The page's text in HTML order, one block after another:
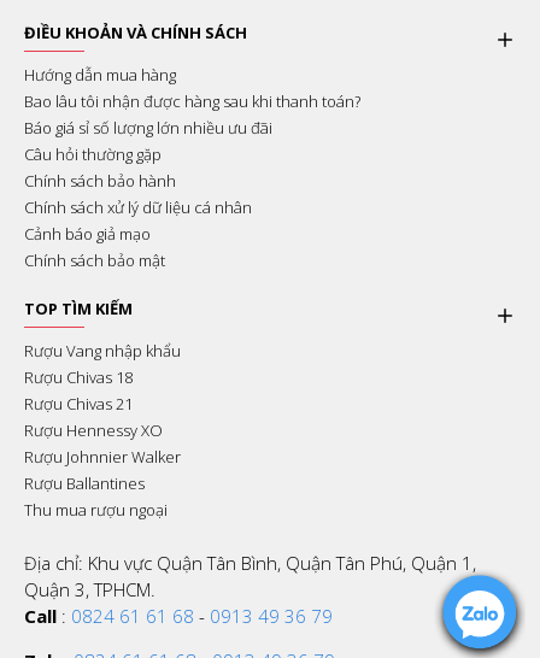
ĐIỀU KHOẢN VÀ CHÍNH SÁCH
Hướng dẫn mua hàng
Bao lâu tôi nhận được hàng sau khi thanh toán?
Báo giá sỉ số lượng lớn nhiều ưu đãi
Câu hỏi thường gặp
Chính sách bảo hành
Chính sách xử lý dữ liệu cá nhân
Cảnh báo giả mạo
Chính sách bảo mật
TOP TÌM KIẾM
Rượu Vang nhập khẩu
Rượu Chivas 18
Rượu Chivas 21
Rượu Hennessy XO
Rượu Johnnier Walker
Rượu Ballantines
Thu mua rượu ngoại
Địa chỉ: Khu vực Quận Tân Bình, Quận Tân Phú, Quận 1,
Quận 3, TPHCM.
Call : 0824 61 61 68 - 0913 49 36 79